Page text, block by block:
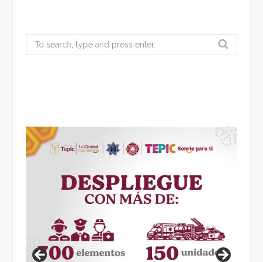
Search
for: